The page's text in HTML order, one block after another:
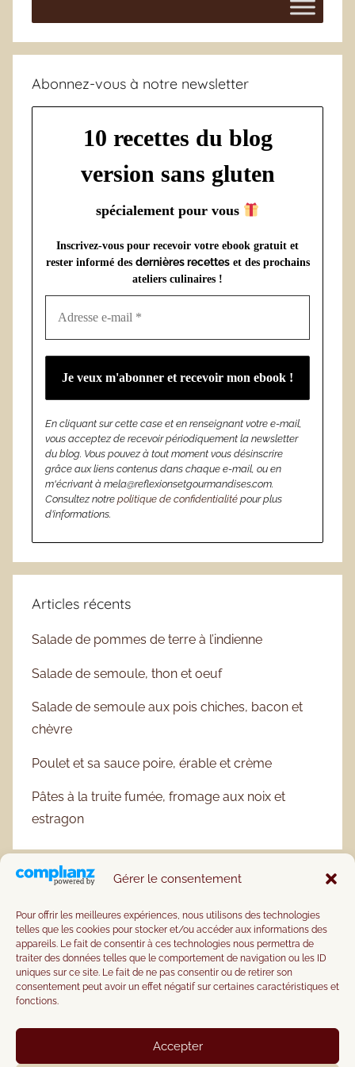
Gérer le consentement
Pour offrir les meilleures expériences, nous utilisons des technologies
telles que les cookies pour stocker et/ou accéder aux informations des
appareils. Le fait de consentir à ces technologies nous permettra de
traiter des données telles que le comportement de navigation ou les ID
uniques sur ce site. Le fait de ne pas consentir ou de retirer son
consentement peut avoir un effet négatif sur certaines caractéristiques et
fonctions.
Accepter
Abonnez-vous à notre newsletter
10 recettes du blog
version sans gluten
spécialement pour vous
Inscrivez-vous pour recevoir votre ebook gratuit et
rester informé des dernières recettes et des prochains
ateliers culinaires !
En cliquant sur cette case et en renseignant votre e-mail,
vous acceptez de recevoir périodiquement la newsletter
du blog. Vous pouvez à tout moment vous désinscrire
grâce aux liens contenus dans chaque e-mail, ou en
m'écrivant à mela@reflexionsetgourmandises.com.
Consultez notre politique de confidentialité pour plus
d’informations.
Articles récents
Salade de pommes de terre à l’indienne
Salade de semoule, thon et oeuf
Salade de semoule aux pois chiches, bacon et
chèvre
Poulet et sa sauce poire, érable et crème
Pâtes à la truite fumée, fromage aux noix et
estragon